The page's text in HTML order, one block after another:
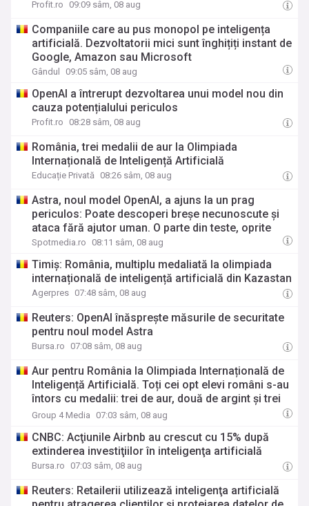
Profit.ro 09:09 sâm, 08 aug
Companiile care au pus monopol pe inteligența
artificială. Dezvoltatorii mici sunt înghițiți instant de
Google, Amazon sau Microsoft
Gândul 09:05 sâm, 08 aug
OpenAI a întrerupt dezvoltarea unui model nou din
cauza potențialului periculos
Profit.ro 08:28 sâm, 08 aug
România, trei medalii de aur la Olimpiada
Internațională de Inteligență Artificială
Educație Privată 08:26 sâm, 08 aug
Astra, noul model OpenAI, a ajuns la un prag
periculos: Poate descoperi breșe necunoscute și
ataca fără ajutor uman. O parte din teste, oprite
Spotmedia.ro 08:11 sâm, 08 aug
Timiș: România, multiplu medaliată la olimpiada
internațională de inteligență artificială din Kazastan
Agerpres 07:48 sâm, 08 aug
Reuters: OpenAI înăspreşte măsurile de securitate
pentru noul model Astra
Bursa.ro 07:08 sâm, 08 aug
Aur pentru România la Olimpiada Internațională de
Inteligență Artificială. Toți cei opt elevi români s-au
întors cu medalii: trei de aur, două de argint și trei
de bronz
Group 4 Media 07:03 sâm, 08 aug
CNBC: Acţiunile Airbnb au crescut cu 15% după
extinderea investiţiilor în inteligenţa artificială
Bursa.ro 07:03 sâm, 08 aug
Reuters: Retailerii utilizează inteligenţa artificială